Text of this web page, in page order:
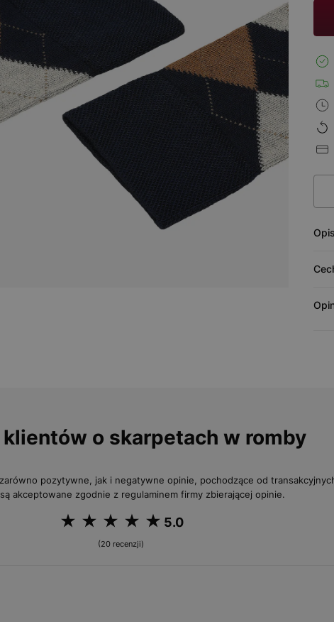
o skarpetach w romby
pozytywne, jak i negatywne opinie, pochodzące od
akceptowane zgodnie z regulaminem firmy zbierającej opinie.
5.0
(20 recenzji)